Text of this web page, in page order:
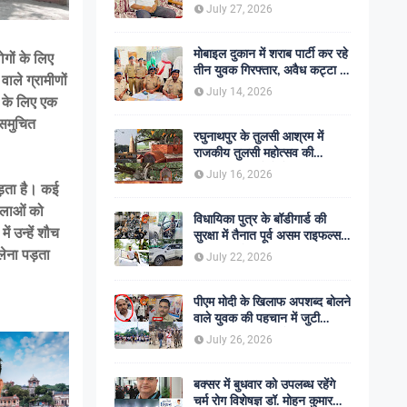
के लिए
ग्रामीणों
के लिए एक
है। कई
को
उन्हें शौच
पड़ता
शोक की लहर
July 27, 2026
मोबाइल दुकान में शराब पार्टी कर रहे
तीन युवक गिरफ्तार, अवैध कट्टा व
कारतूस बरामद
July 14, 2026
रघुनाथपुर के तुलसी आश्रम में
राजकीय तुलसी महोत्सव की
अनुशंसा, बीडीओ ने भेजी
सकारात्मक रिपोर्ट
July 16, 2026
विधायिका पुत्र के बॉडीगार्ड की
सुरक्षा में तैनात पूर्व असम राइफल्स
जवान की गोली मारकर हत्या,
सहकर्मी अंगरक्षक गिरफ्तार
July 22, 2026
पीएम मोदी के खिलाफ अपशब्द बोलने
वाले युवक की पहचान में जुटी
पुलिस, बक्सर एसपी ने दिए सख्त
कार्रवाई के संकेत
July 26, 2026
बक्सर में बुधवार को उपलब्ध रहेंगे
चर्म रोग विशेषज्ञ डॉ. मोहन कुमार